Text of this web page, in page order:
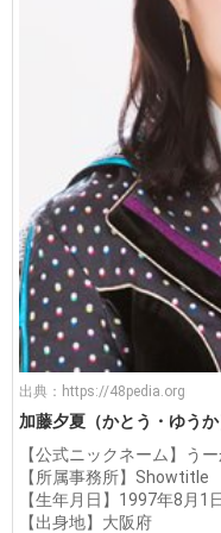
出典： https://48pedia.org
加藤夕夏（かとう・ゆう
【公式ニックネーム】う
【所属事務所】Showtitle
【生年月日】1997年8月1
【出身地】大阪府